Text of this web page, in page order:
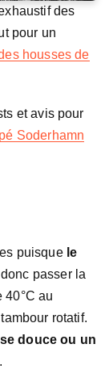
des
pour un
housses de
et avis pour
Soderhamn
puisque le
passer la
40°C au
rotatif.
douce ou un